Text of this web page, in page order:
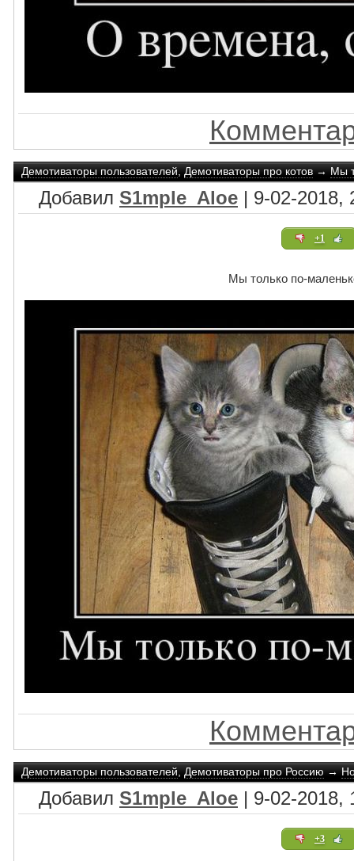
Демотиваторы пользователей,Демотиваторы про котов→Мы
Добавил S1mple_Aloe | 9-02-2018,
+1
Мы только по-
Демотиваторы пользователей,Демотиваторы про Россию→
Добавил S1mple_Aloe | 9-02-2018,
+3